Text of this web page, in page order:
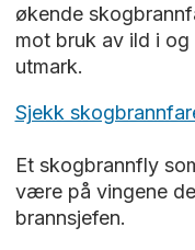
økende
mot bruk av ild i
utmark.
Sjekk
Et skogbrannfly
være på vingene
brannsjefen.